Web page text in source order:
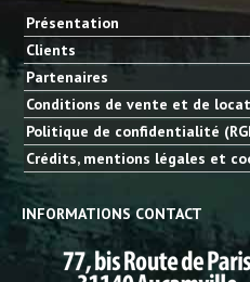
Présentation
Clients
Partenaires
Conditions de vente et de
Politique de confidentialité
Crédits, mentions légales et
INFORMATIONS CONTACT